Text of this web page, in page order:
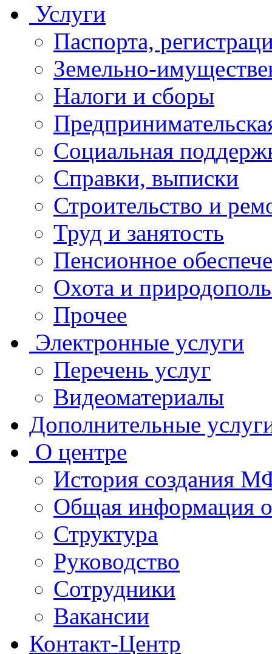
Услуги
Паспорта,
Земельно-
Налоги и сборы
Социальная
Справки, выписки
Строительство и
Труд и занятость
Пенсионное
Охота и
Прочее
Электронные услуги
Перечень услуг
Видеоматериалы
Дополнительные
О центре
История создания
Общая
Структура
Руководство
Сотрудники
Вакансии
Контакт-Центр